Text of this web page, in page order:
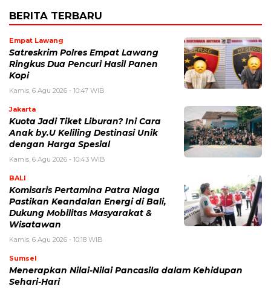
BERITA TERBARU
Empat Lawang
Satreskrim Polres Empat Lawang
Ringkus Dua Pencuri Hasil Panen
Kopi
Kamis, 6 Agu 2026 - 10:47 WIB
Jakarta
Kuota Jadi Tiket Liburan? Ini Cara
Anak by.U Keliling Destinasi Unik
dengan Harga Spesial
Kamis, 6 Agu 2026 - 10:43 WIB
BALI
Komisaris Pertamina Patra Niaga
Pastikan Keandalan Energi di Bali,
Dukung Mobilitas Masyarakat &
Wisatawan
Kamis, 6 Agu 2026 - 10:18 WIB
Sumsel
Menerapkan Nilai-Nilai Pancasila dalam Kehidupan
Sehari-Hari